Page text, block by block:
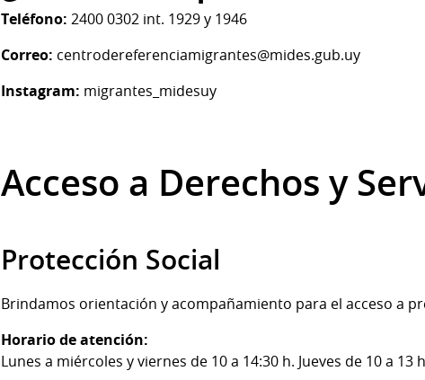
Teléfono: 2400 0302 int. 1929 y 1946
Correo: centrodereferenciamigrantes@mides.gub.uy
Instagram: migrantes_midesuy
Acceso a Derechos y
Protección Social
Brindamos orientación y acompañamiento para el acceso a
Horario de atención:
Lunes a miércoles y viernes de 10 a 14:30 h. Jueves de 10 a 13